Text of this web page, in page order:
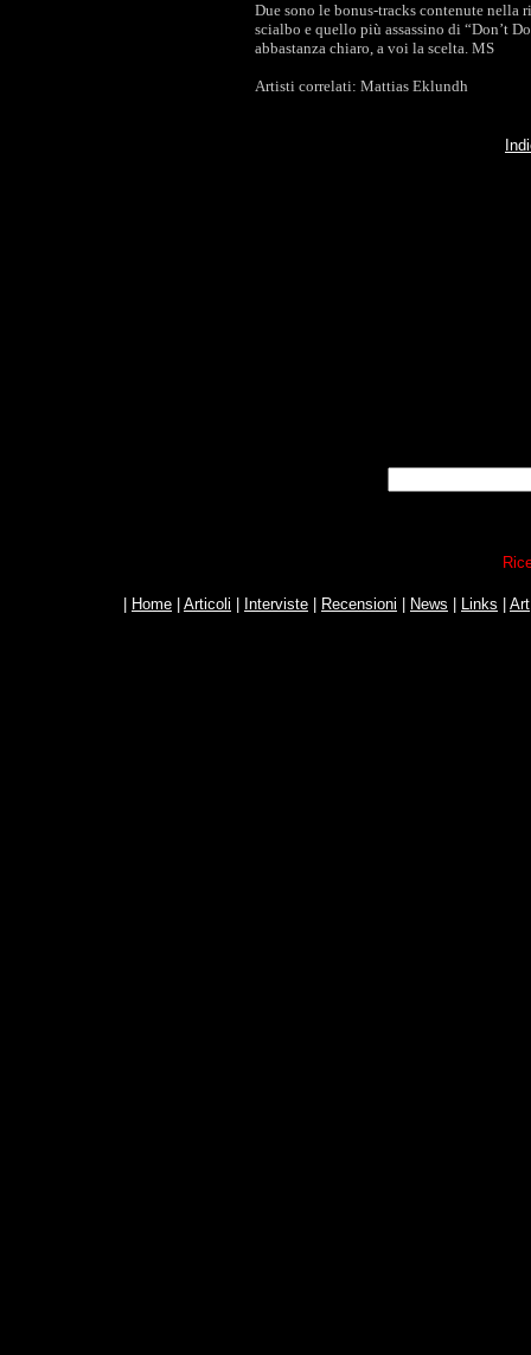
Due sono le bonus-tracks contenute nella
scialbo e quello più assassino di “Don’t
abbastanza chiaro, a voi la scelta. MS
Artisti correlati: Mattias Eklundh
Home Articoli Interviste Recensioni News Links Art